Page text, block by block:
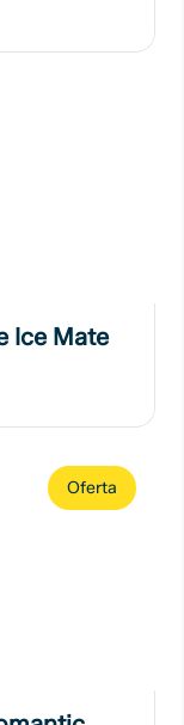
Ice Mate
Oferta